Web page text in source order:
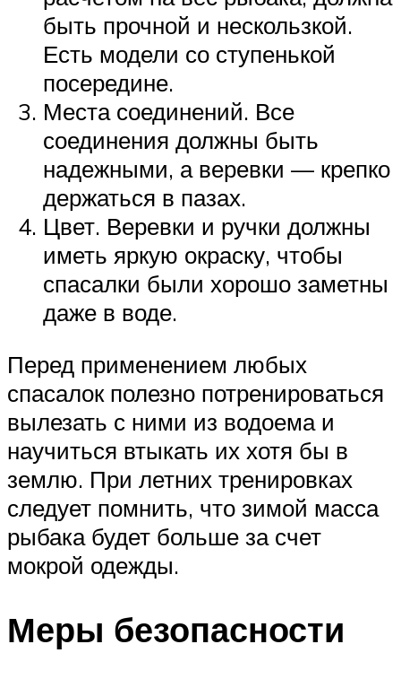
быть прочной и нескользкой.
Есть модели со ступенькой
посередине.
Места соединений. Все
соединения должны быть
надежными, а веревки — крепко
держаться в пазах.
Цвет. Веревки и ручки должны
иметь яркую окраску, чтобы
спасалки были хорошо заметны
даже в воде.
Перед применением любых
спасалок полезно потренироваться
вылезать с ними из водоема и
научиться втыкать их хотя бы в
землю. При летних тренировках
следует помнить, что зимой масса
рыбака будет больше за счет
мокрой одежды.
Меры безопасности